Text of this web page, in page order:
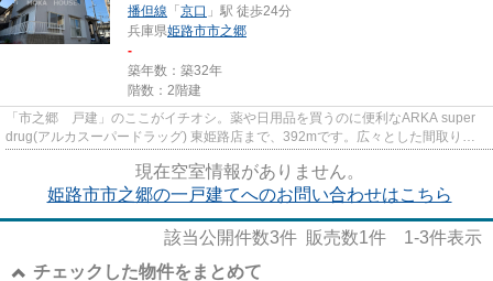
播但線 「京口 」駅 徒歩24分
兵庫県姫路市市之郷
-
築年数：築32年
階数：2階建
「市之郷 戸建」のここがイチオシ。薬や日用品を買うのに便利なARKA super
drug(アルカスーパードラッグ) 東姫路店まで、392mです。広々とした間取りが
魅力的な、開放感のある一戸建...
現在空室情報がありません。
姫路市市之郷の一戸建てへのお問い合わせはこちら
該当公開件数3件 販売数1件 1-3件表示
チェックした物件をまとめて